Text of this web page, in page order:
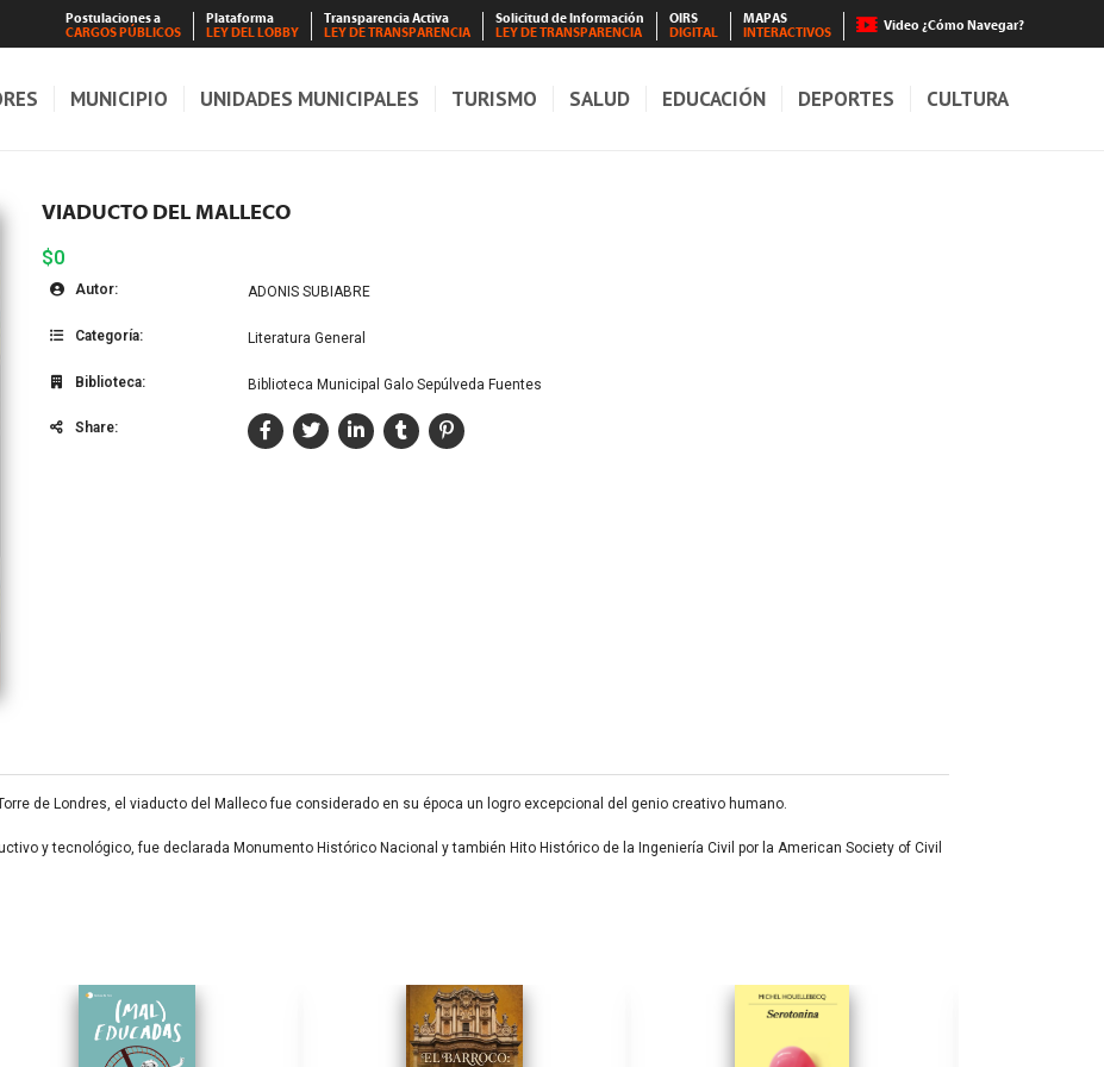
Postulaciones a
CARGOS PÚBLICOS
Plataforma
LEY DEL LOBBY
Transparencia Activa
LEY DE TRANSPARENCIA
Solicitud de Información
LEY DE TRANSPARENCIA
OIRS
DIGITAL
MAPAS
INTERACTIVOS
Video ¿Cómo Navegar?
MUNICIPIO UNIDADES MUNICIPALES TURISMO SALUD EDUCACIÓN DEPORTES CULTURA
VIADUCTO DEL MALLECO
$0
Autor: ADONIS SUBIABRE
Categoría: Literatura General
Biblioteca: Biblioteca Municipal Galo Sepúlveda Fuentes
Share:
de Londres, el viaducto del Malleco fue considerado en su época un logro excepcional del genio creativo humano.
y tecnológico, fue declarada Monumento Histórico Nacional y también Hito Histórico de la Ingeniería Civil por la American Society of Civil